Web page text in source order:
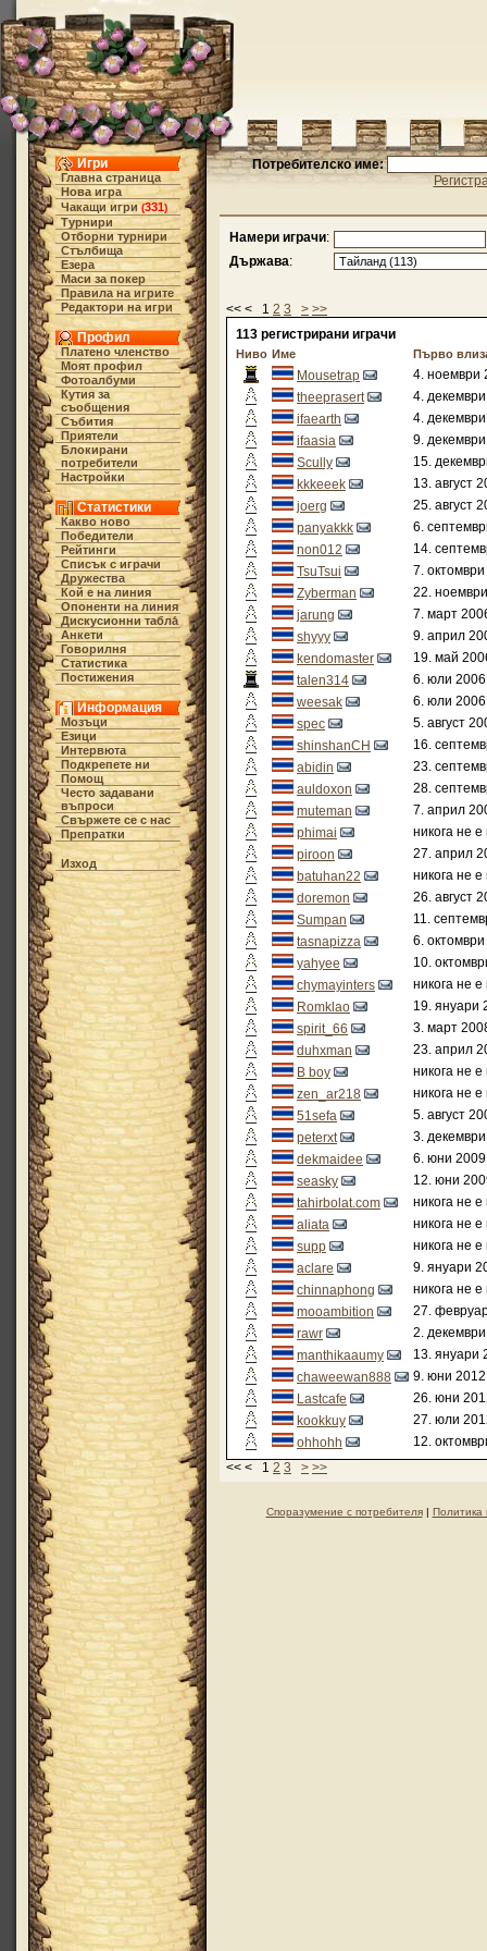
Игри
Главна страница
Нова игра
Чакащи игри (331)
Турнири
Отборни турнири
Стълбища
Езера
Маси за покер
Правила на игрите
Редактори на игри
Профил
Платено членство
Моят профил
Фотоалбуми
Кутия за
съобщения
Събития
Приятели
Блокирани
потребители
Настройки
Статистики
Какво ново
Победители
Рейтинги
Списък с играчи
Дружества
Кой е на линия
Опоненти на линия
Дискусионни табла́
Анкети
Говорилня
Статистика
Постижения
Информация
Мозъци
Езици
Интервюта
Подкрепете ни
Помощ
Често задавани
въпроси
Свържете се с нас
Препратки
Изход
Потребителско име:
Намери играчи:
Държава:
<< < 1 2 3 > >>
113 регистрирани играчи
Ниво Име Първо
Mousetrap
4. ноември
theeprasert
4.
ifaearth
4.
ifaasia
9.
Scully
15.
kkkeeek
13. август
joerg
25. август
panyakkk
6.
non012
14.
TsuTsui
7.
Zyberman
22.
jarung
7. март
shyyy
9. април
kendomaster
19. май
talen314
6. юли
weesak
6. юли
spec
5. август
shinshanCH
16.
abidin
23.
auldoxon
28.
muteman
7. април
phimai
никога не е
piroon
27. април
batuhan22
никога не е
doremon
26. август
Sumpan
11.
tasnapizza
6.
yahyee
10.
chymayinters
никога не е
Romklao
19. януари
spirit_66
3. март
duhxman
23. април
B boy
никога не е
zen_ar218
никога не е
51sefa
5. август
peterxt
3.
dekmaidee
6. юни
seasky
12. юни
tahirbolat.com
никога не е
aliata
никога не е
supp
никога не е
aclare
9. януари
chinnaphong
никога не е
mooambition
27.
rawr
2.
manthikaaumy
13. януари
chaweewan888
9. юни
Lastcafe
26. юни
kookkuy
27. юли
ohhohh
12.
<< < 1 2 3 > >>
Споразумение с потребителя| Политика